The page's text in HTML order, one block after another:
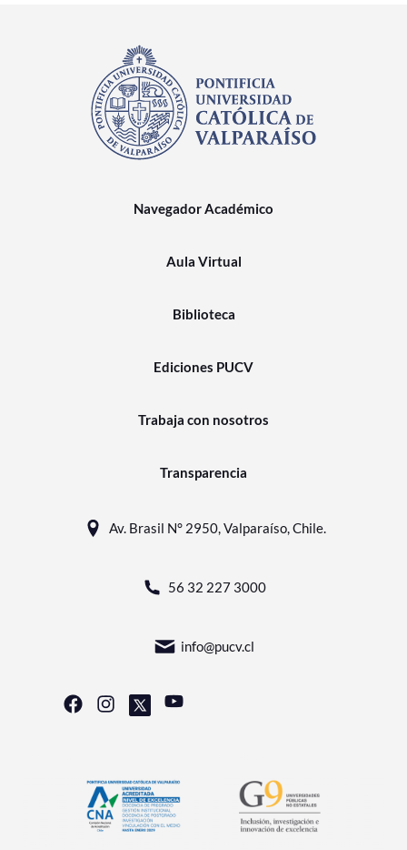
Navegador Académico
Aula Virtual
Biblioteca
Ediciones PUCV
Trabaja con nosotros
Transparencia
Av. Brasil N° 2950, Valparaíso, Chile.
56 32 227 3000
info@pucv.cl